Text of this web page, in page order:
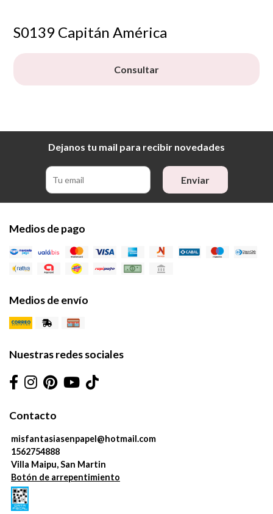
S0139 Capitán América
Consultar
Dejanos tu mail para recibir novedades
Enviar
Medios de pago
Medios de envío
Nuestras redes sociales
Contacto
misfantasiasenpapel@hotmail.com
1562754888
Villa Maipu, San Martin
Botón de arrepentimiento